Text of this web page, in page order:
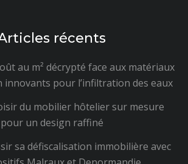
récents
au m² décrypté face aux matériaux
innovants pour l’infiltration des eaux
du mobilier hôtelier sur mesure
pour un design raffiné
sa défiscalisation immobilière avec